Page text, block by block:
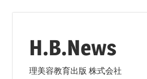
H.B.News
理美容教育出版 株式会社